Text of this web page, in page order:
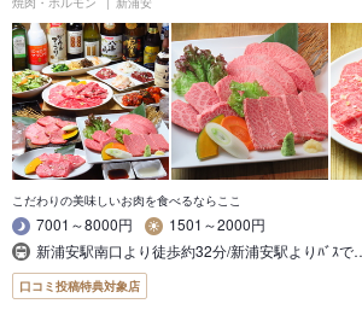
こだわりの美味しいお肉を食べるならここ
7001～8000円
1501～2000円
新浦安駅南口より徒歩約32分/新浦安駅よりﾊﾞｽで
口コミ投稿特典対象店